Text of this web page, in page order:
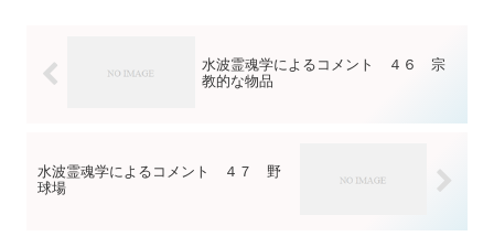
水波霊魂学によるコメント ４６ 宗
教的な物品
水波霊魂学によるコメント ４７ 野
球場